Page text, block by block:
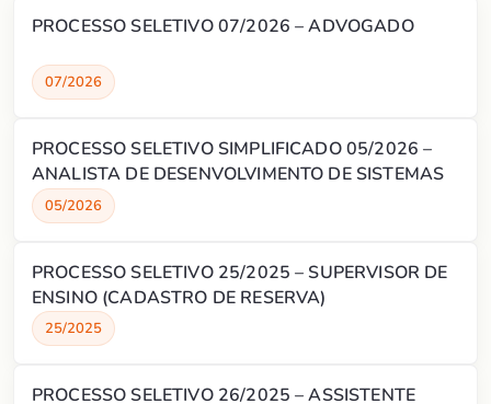
PROCESSO SELETIVO 07/2026 – ADVOGADO
07/2026
PROCESSO SELETIVO SIMPLIFICADO 05/2026 –
ANALISTA DE DESENVOLVIMENTO DE SISTEMAS
05/2026
PROCESSO SELETIVO 25/2025 – SUPERVISOR DE
ENSINO (CADASTRO DE RESERVA)
25/2025
PROCESSO SELETIVO 26/2025 – ASSISTENTE